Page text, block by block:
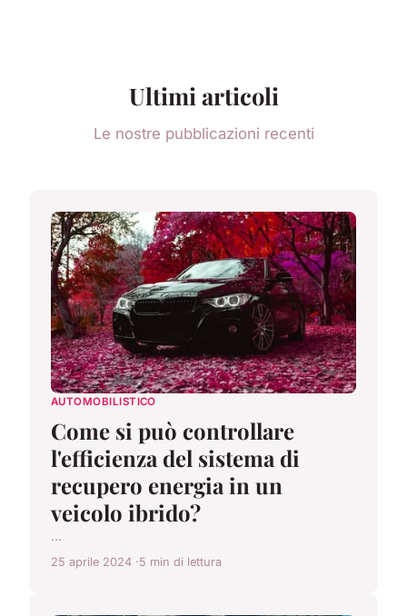
Ultimi articoli
Le nostre pubblicazioni recenti
AUTOMOBILISTICO
Come si può controllare
l'efficienza del sistema di
recupero energia in un
veicolo ibrido?
...
25 aprile 2024 5 min di lettura